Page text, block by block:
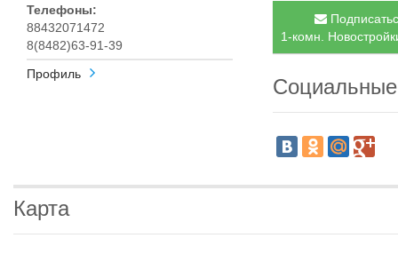
Телефоны:
88432071472
8(8482)63-91-39
Профиль
1-комн.
Карта